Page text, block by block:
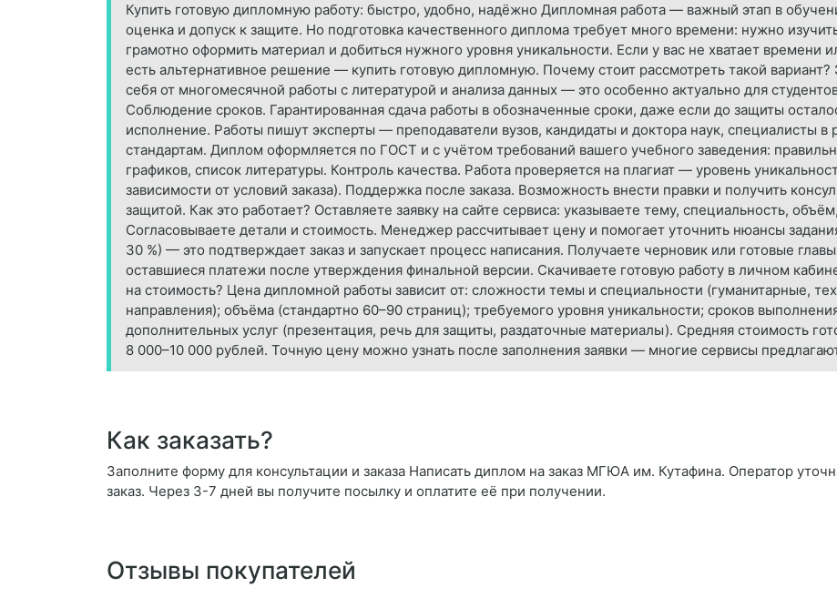
Купить готовую дипломную работу: быстро, удобно, надёжно Дипломная работа — важный этап в
оценка и допуск к защите. Но подготовка качественного диплома требует много времени: нужно
грамотно оформить материал и добиться нужного уровня уникальности. Если у вас не хватает времени
есть альтернативное решение — купить готовую дипломную. Почему стоит рассмотреть такой
себя от многомесячной работы с литературой и анализа данных — это особенно актуально для
Соблюдение сроков. Гарантированная сдача работы в обозначенные сроки, даже если до защиты
исполнение. Работы пишут эксперты — преподаватели вузов, кандидаты и доктора наук, специалисты в
стандартам. Диплом оформляется по ГОСТ и с учётом требований вашего учебного заведения:
графиков, список литературы. Контроль качества. Работа проверяется на плагиат — уровень
зависимости от условий заказа). Поддержка после заказа. Возможность внести правки и получить
защитой. Как это работает? Оставляете заявку на сайте сервиса: указываете тему, специальность,
Согласовываете детали и стоимость. Менеджер рассчитывает цену и помогает уточнить нюансы
30 %) — это подтверждает заказ и запускает процесс написания. Получаете черновик или готовые
оставшиеся платежи после утверждения финальной версии. Скачиваете готовую работу в личном
на стоимость? Цена дипломной работы зависит от: сложности темы и специальности (гуманитарные,
направления); объёма (стандартно 60–90 страниц); требуемого уровня уникальности; сроков
дополнительных услуг (презентация, речь для защиты, раздаточные материалы). Средняя стоимость
8 000–10 000 рублей. Точную цену можно узнать после заполнения заявки — многие сервисы
Как заказать?
Заполните форму для консультации и заказа Написать диплом на заказ МГЮА им. Кутафина. Оператор
заказ. Через 3-7 дней вы получите посылку и оплатите её при получении.
Отзывы покупателей